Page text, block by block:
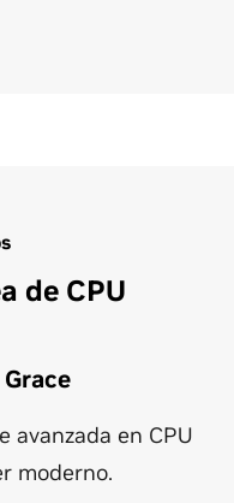
de CPU
avanzada en CPU
moderno.